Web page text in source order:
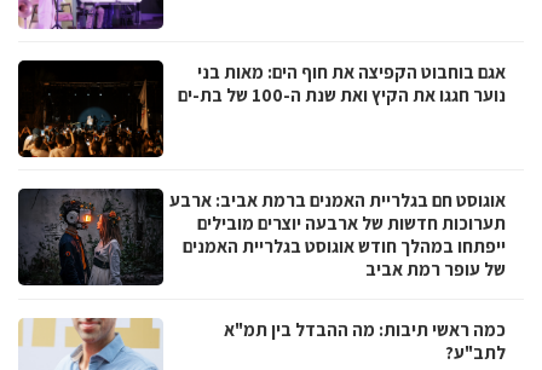
אגם בוחבוט הקפיצה את חוף הים: מאות בני
נוער חגגו את הקיץ ואת שנת ה-100 של בת-ים
אוגוסט חם בגלריית האמנים ברמת אביב: ארבע
תערוכות חדשות של ארבעה יוצרים מובילים
ייפתחו במהלך חודש אוגוסט בגלריית האמנים
של עופר רמת אביב
כמה ראשי תיבות: מה ההבדל בין תמ"א
לתב"ע?